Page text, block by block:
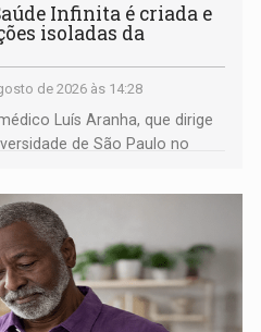
Infinita é criada e
isoladas da
de 2026 às 14:28
Luís Aranha, que dirige
de São Paulo no